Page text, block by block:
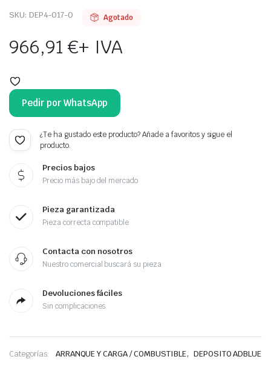
SKU: DEP4-017-O Agotado
966,91€+ IVA
Pedir por WhatsApp
¿Te ha gustado este producto? Añade a favoritos y sigue el
producto.
Precios bajos
Precio más bajo del mercado
Pieza garantizada
Pieza correcta compatible
Contacta con nosotros
Nuestro comercial buscará su pieza
Devoluciones fáciles
Sin complicaciones
Categorías: ARRANQUE Y CARGA / COMBUSTIBLE, DEPOSITO ADBLUE